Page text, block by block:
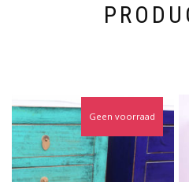
Geen voorraad